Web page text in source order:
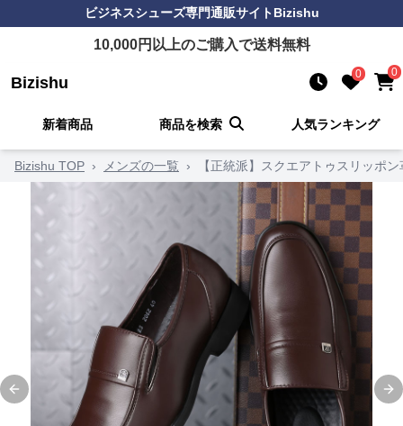
ビジネスシューズ専門通販サイトBizishu
10,000円以上のご購入で送料無料
Bizishu 0 0
新着商品 商品を検索 人気ランキング
Bizishu TOP › メンズの一覧 › 【正統派】スクエアトゥスリッポ
Previous slide